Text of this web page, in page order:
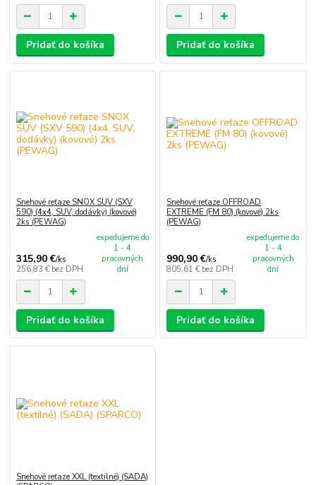
Pridať do košíka Pridať do košíka
Snehové reťaze SNOX SUV (SXV
590) (4x4, SUV, dodávky) (kovové)
2ks (PEWAG)
315,90 €/ks
256,83 € bez DPH
expedujeme do
1 - 4
pracovných
dní
Pridať do košíka
Snehové reťaze OFFROAD
EXTREME (FM 80) (kovové) 2ks
(PEWAG)
990,90 €/ks
805,61 € bez DPH
expedujeme do
1 - 4
pracovných
dní
Pridať do košíka
Snehové reťaze XXL (textilné) (SADA)